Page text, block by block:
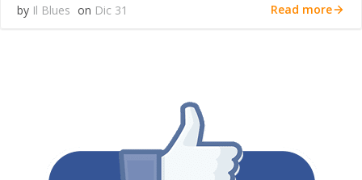
by Il Blues on Dic 31 Read more